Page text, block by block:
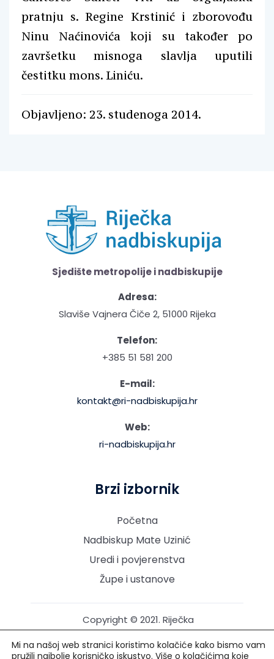
pratnju s. Regine Krstinić i zborovođu
Ninu Naćinovića koji su također po
završetku misnoga slavlja uputili
čestitku mons. Liniću.
Objavljeno: 23. studenoga 2014.
Sjedište metropolije i nadbiskupije
Adresa:
Slaviše Vajnera Čiče 2, 51000 Rijeka
Telefon:
+385 51 581 200
E-mail:
kontakt@ri-nadbiskupija.hr
Web:
ri-nadbiskupija.hr
Brzi izbornik
Početna
Nadbiskup Mate Uzinić
Uredi i povjerenstva
Župe i ustanove
Copyright © 2021. Riječka
nadbiskupija. Sva prava
pridržana.
Mi na našoj web stranici koristimo kolačiće kako bismo vam
pružili najbolje korisničko iskustvo. Više o kolačićima koje